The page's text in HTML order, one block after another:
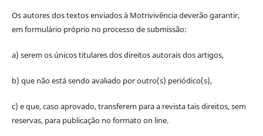
Os autores dos textos enviados à Motrivivência deverão garantir,
em formulário próprio no processo de submissão:
a) serem os únicos titulares dos direitos autorais dos artigos,
b) que não está sendo avaliado por outro(s) periódico(s),
c) e que, caso aprovado, transferem para a revista tais direitos, sem
reservas, para publicação no formato on line.